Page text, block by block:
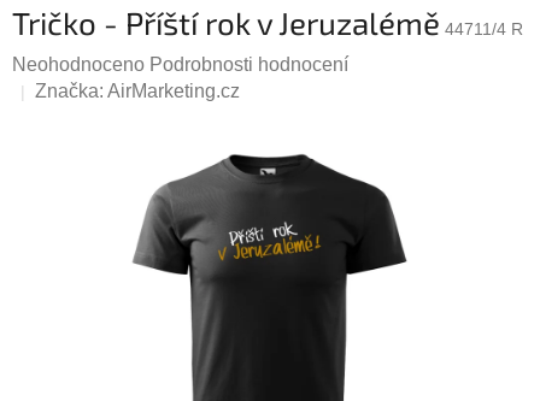
Tričko - Příští rok v Jeruzalémě 44711/4 R
Průměrné
hodnocení
Neohodnoceno Podrobnosti hodnocení
Značka: AirMarketing.cz